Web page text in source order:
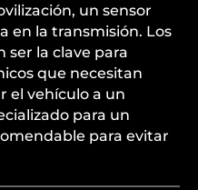
un sensor
en la transmisión. Los
ser la clave para
que necesitan
el vehículo a un
para un
para evitar